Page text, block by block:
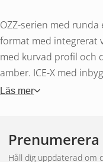
OZZ-serien med runda
format med integrerat
med kurvad profil och
amber. ICE-X med
marknadens första
Läs mer
Håll dig uppdaterad om